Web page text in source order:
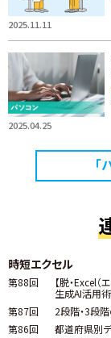
2025.11.11
2025.04.25
時短エクセル
第88回
【脱・Excel
生成AI活用術
第87回 2段階・3段
第86回
都道府県別